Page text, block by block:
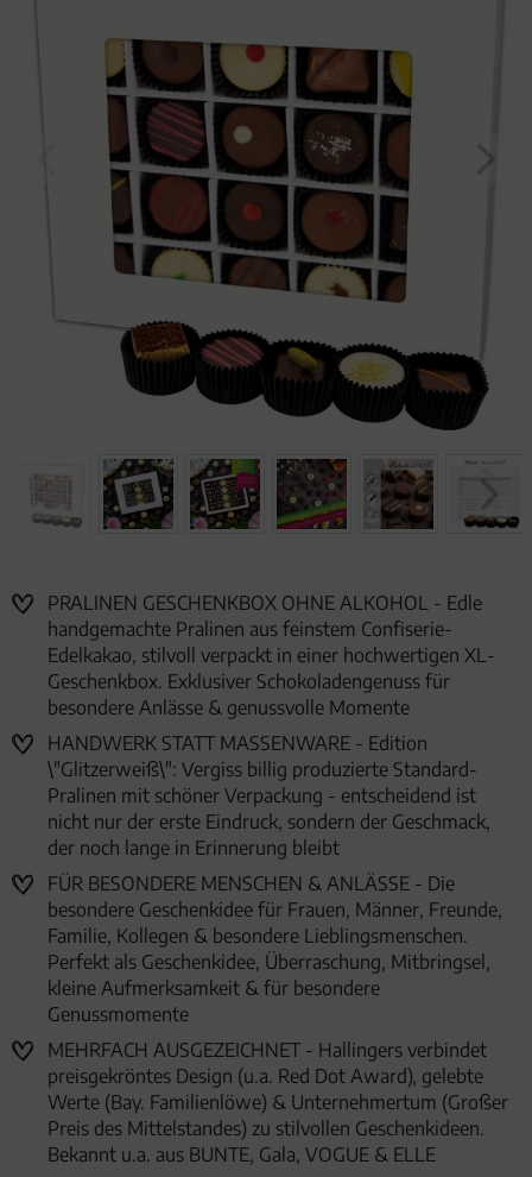
PRALINEN GESCHENKBOX OHNE ALKOHOL - Edle
handgemachte Pralinen aus feinstem Confiserie-
Edelkakao, stilvoll verpackt in einer hochwertigen XL-
Geschenkbox. Exklusiver Schokoladengenuss für
besondere Anlässe & genussvolle Momente
HANDWERK STATT MASSENWARE - Edition
\"Glitzerweiß\": Vergiss billig produzierte Standard-
Pralinen mit schöner Verpackung - entscheidend ist
nicht nur der erste Eindruck, sondern der Geschmack,
der noch lange in Erinnerung bleibt
FÜR BESONDERE MENSCHEN & ANLÄSSE - Die
besondere Geschenkidee für Frauen, Männer, Freunde,
Familie, Kollegen & besondere Lieblingsmenschen.
Perfekt als Geschenkidee, Überraschung, Mitbringsel,
kleine Aufmerksamkeit & für besondere
Genussmomente
MEHRFACH AUSGEZEICHNET - Hallingers verbindet
preisgekröntes Design (u.a. Red Dot Award), gelebte
Werte (Bay. Familienlöwe) & Unternehmertum (Großer
Preis des Mittelstandes) zu stilvollen Geschenkideen.
Bekannt u.a. aus BUNTE, Gala, VOGUE & ELLE
Geburtstag